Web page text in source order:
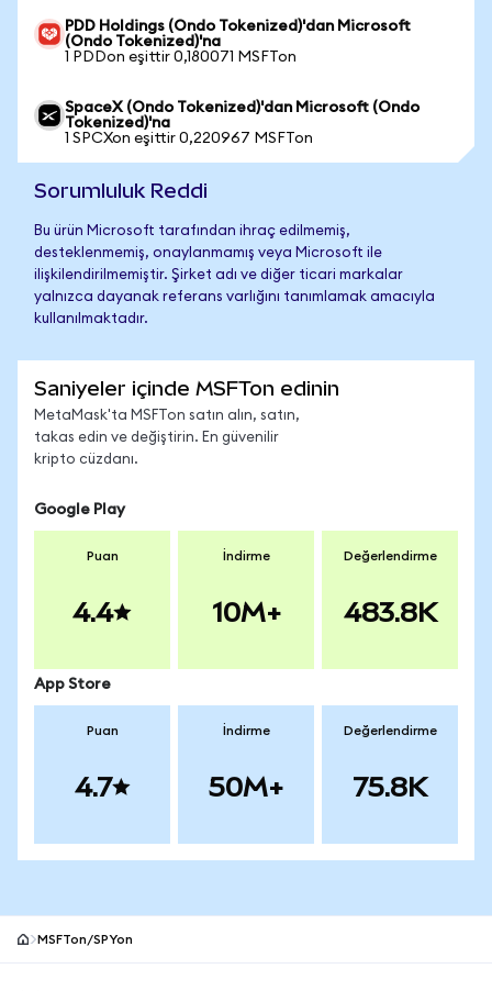
PDD Holdings (Ondo Tokenized)'dan Microsoft
(Ondo Tokenized)'na
1 PDDon eşittir 0,180071 MSFTon
SpaceX (Ondo Tokenized)'dan Microsoft (Ondo
Tokenized)'na
1 SPCXon eşittir 0,220967 MSFTon
Sorumluluk Reddi
Bu ürün Microsoft tarafından ihraç edilmemiş,
desteklenmemiş, onaylanmamış veya Microsoft ile
ilişkilendirilmemiştir. Şirket adı ve diğer ticari markalar
yalnızca dayanak referans varlığını tanımlamak amacıyla
kullanılmaktadır.
Saniyeler içinde MSFTon edinin
MetaMask'ta MSFTon satın alın, satın,
takas edin ve değiştirin. En güvenilir
kripto cüzdanı.
Google Play
Puan
4.4
İndirme
10M+
Değerlendirme
483.8K
App Store
Puan
4.7
İndirme
50M+
Değerlendirme
75.8K
MSFTon/SPYon